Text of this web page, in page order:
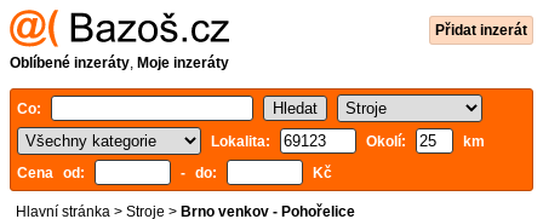
Přidat inzerát
Oblíbené inzeráty, Moje inzeráty
Co:
Lokalita:
Okolí:
km
Cena od:
- do: Kč
Hlavní stránka > Stroje > Brno venkov - Pohořelice